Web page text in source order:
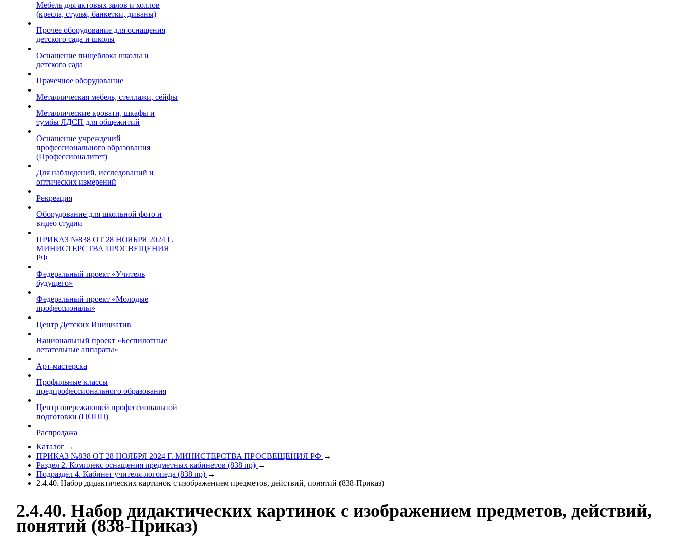
Мебель для актовых залов и холлов
(кресла, стулья, банкетки, диваны)
Прочее оборудование для оснащения
детского сада и школы
Оснащение пищеблока школы и
детского сада
Прачечное оборудование
Металлическая мебель, стеллажи, сейфы
Металлические кровати, шкафы и
тумбы ЛДСП для общежитий
Оснащение учреждений
профессионального образования
(Профессионалитет)
Для наблюдений, исследований и
оптических измерений
Рекреация
Оборудование для школьной фото и
видео студии
ПРИКАЗ №838 ОТ 28 НОЯБРЯ 2024 Г.
МИНИСТЕРСТВА ПРОСВЕЩЕНИЯ
РФ
Федеральный проект «Учитель
будущего»
Федеральный проект «Молодые
профессионалы»
Центр Детских Инициатив
Национальный проект «Беспилотные
летательные аппараты»
Арт-мастерска
Профильные классы
предпрофессионального образования
Центр опережающей профессиональной
подготовки (ЦОПП)
Распродажа
Каталог →
ПРИКАЗ №838 ОТ 28 НОЯБРЯ 2024 Г. МИНИСТЕРСТВА ПРОСВЕЩЕНИЯ РФ →
Раздел 2. Комплекс оснащения предметных кабинетов (838 пр) →
Подраздел 4. Кабинет учителя-логопеда (838 пр) →
2.4.40. Набор дидактических картинок с изображением предметов, действий, понятий (838-Приказ)
2.4.40. Набор дидактических картинок с изображением предметов, действий,
понятий (838-Приказ)